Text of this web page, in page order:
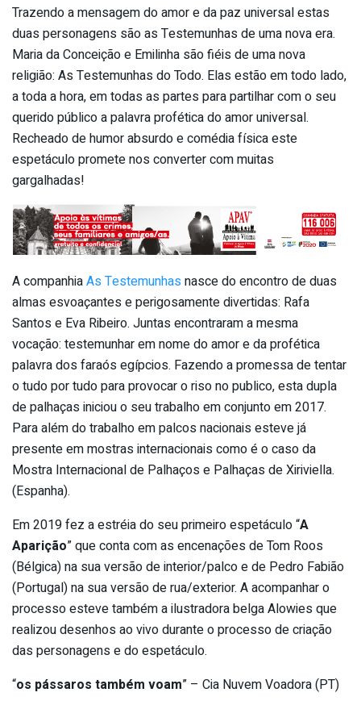
Trazendo a mensagem do amor e da paz universal estas
duas personagens são as Testemunhas de uma nova era.
Maria da Conceição e Emilinha são fiéis de uma nova
religião: As Testemunhas do Todo. Elas estão em todo lado,
a toda a hora, em todas as partes para partilhar com o seu
querido público a palavra profética do amor universal.
Recheado de humor absurdo e comédia física este
espetáculo promete nos converter com muitas
gargalhadas!
A companhiaAs Testemunhas nasce do encontro de duas
almas esvoaçantes e perigosamente divertidas: Rafa
Santos e Eva Ribeiro. Juntas encontraram a mesma
vocação: testemunhar em nome do amor e da profética
palavra dos faraós egípcios. Fazendo a promessa de tentar
o tudo por tudo para provocar o riso no publico, esta dupla
de palhaças iniciou o seu trabalho em conjunto em 2017.
Para além do trabalho em palcos nacionais esteve já
presente em mostras internacionais como é o caso da
Mostra Internacional de Palhaços e Palhaças de Xiriviella.
(Espanha).
Em 2019 fez a estréia do seu primeiro espetáculo “A
Aparição” que conta com as encenações de Tom Roos
(Bélgica) na sua versão de interior/palco e de Pedro Fabião
(Portugal) na sua versão de rua/exterior. A acompanhar o
processo esteve também a ilustradora belga Alowies que
realizou desenhos ao vivo durante o processo de criação
das personagens e do espetáculo.
“os pássaros também voam” – Cia Nuvem Voadora (PT)